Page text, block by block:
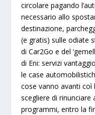
circolare pagando
necessario allo
destinazione,
(e gratis) sulle odiate
di Car2Go e del
di Eni: servizi
le case
cose vanno avanti coì
scegliere di rinunciare
programmi, entro la